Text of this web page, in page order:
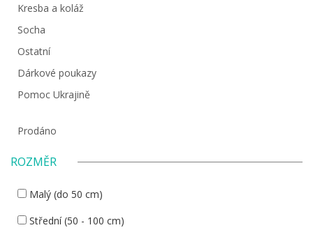
Kresba a koláž
Socha
Ostatní
Dárkové poukazy
Pomoc Ukrajině
Prodáno
ROZMĚR
Malý (do 50 cm)
Střední (50 - 100 cm)